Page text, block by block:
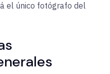
el único fotógrafo del